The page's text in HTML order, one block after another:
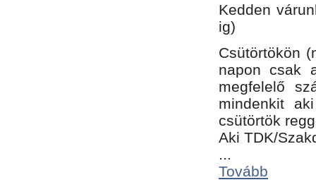
Kedden
ig)
Csütörtökön
napon csak
megfelelő
mindenkit
csütörtök
Aki TDK/
...
Tovább